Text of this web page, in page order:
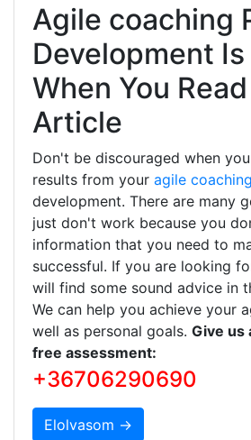
Agile coaching
Development Is
When You
Article
Don't be discouraged when
results from your agile coaching
development. There are many
just don't work because you
information that you need to
successful. If you are looking
will find some sound advice in
We can help you achieve your
well as personal goals. Give us
free assessment:
+36706290690
Elolvasom →